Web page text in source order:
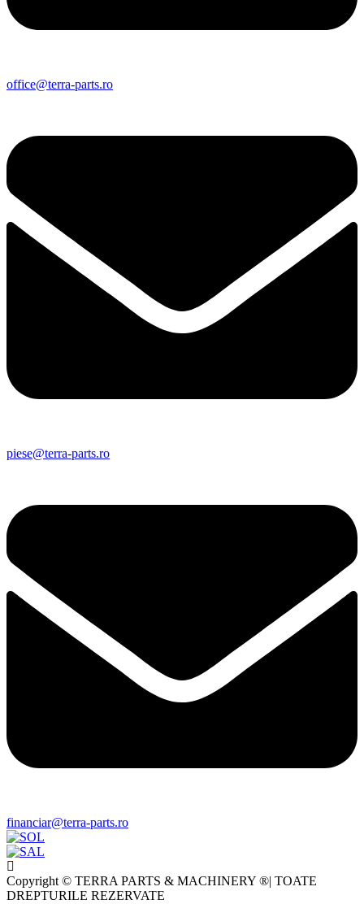
office@terra-parts.ro
piese@terra-parts.ro
financiar@terra-parts.ro
Copyright © TERRA PARTS & MACHINERY ®| TOATE
DREPTURILE REZERVATE